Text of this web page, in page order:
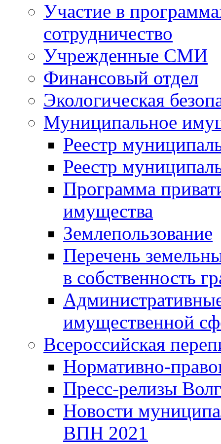
Участие в
сотрудничество
Учрежденные СМИ
Финансовый отдел
Экологическая
Муниципальное
Реестр
Реестр
Программа
имущества
Землепользование
Перечень
в собственность
имущественной
Всероссийская
Нормативно-
Пресс-релизы
Новости
ВПН 2021